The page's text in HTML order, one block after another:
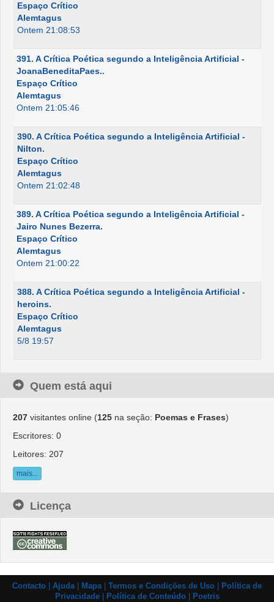
Espaço Crítico
Alemtagus
Ontem 21:08:53
391. A Crítica Poética segundo a Inteligência Artificial -
JoanaBeneditaPaes..
Espaço Crítico
Alemtagus
Ontem 21:05:46
390. A Crítica Poética segundo a Inteligência Artificial -
Nilton.
Espaço Crítico
Alemtagus
Ontem 21:02:48
389. A Crítica Poética segundo a Inteligência Artificial -
Jairo Nunes Bezerra.
Espaço Crítico
Alemtagus
Ontem 21:00:22
388. A Crítica Poética segundo a Inteligência Artificial -
heroins.
Espaço Crítico
Alemtagus
5/8 19:57
Quem está aqui
207 visitantes online (125 na seção: Poemas e Frases)
Escritores: 0
Leitores: 207
mais...
Licença
Contacto Ajuda Mapa Termos e Condições de Uso
Política de
Privacidade| Política de Conteúdo| Poetris